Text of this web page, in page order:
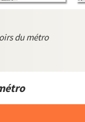
du métro
de Revil,
de Righi, W.
de Rivet, H.